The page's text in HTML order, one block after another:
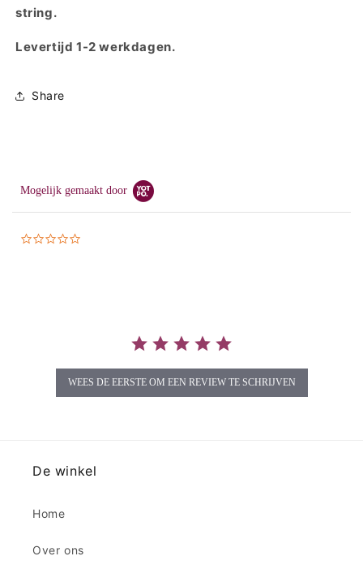
string.
Levertijd 1-2 werkdagen.
Share
Mogelijk gemaakt door
WEES DE EERSTE OM EEN REVIEW TE SCHRIJVEN
De winkel
Home
Over ons